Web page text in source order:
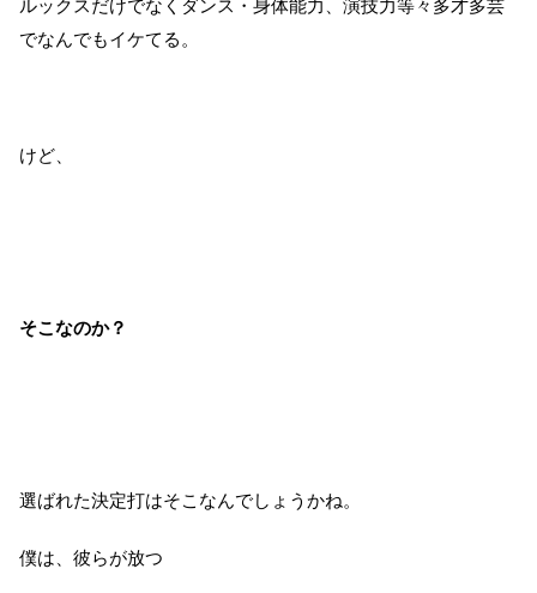
ルックスだけでなくダンス・身体能力、演技力等々
でなんでもイケてる。
けど、
そこなのか？
選ばれた決定打はそこなんでしょうかね。
僕は、彼らが放つ